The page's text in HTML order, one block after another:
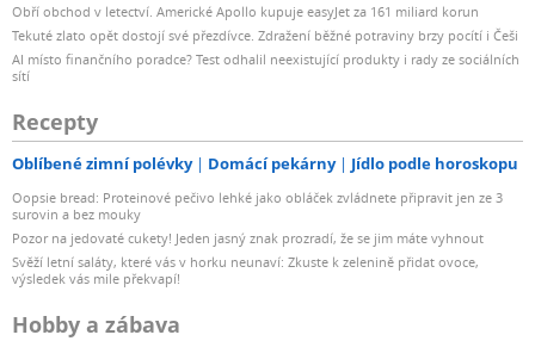
Obří obchod v letectví. Americké Apollo kupuje easyJet za 161 miliard korun
Tekuté zlato opět dostojí své přezdívce. Zdražení běžné potraviny brzy pocítí i Češi
AI místo finančního poradce? Test odhalil neexistující produkty i rady ze sociálních
sítí
Recepty
Oblíbené zimní polévky Domácí pekárny Jídlo podle horoskopu
Oopsie bread: Proteinové pečivo lehké jako obláček zvládnete připravit jen ze 3
surovin a bez mouky
Pozor na jedovaté cukety! Jeden jasný znak prozradí, že se jim máte vyhnout
Svěží letní saláty, které vás v horku neunaví: Zkuste k zelenině přidat ovoce,
výsledek vás mile překvapí!
Hobby a zábava